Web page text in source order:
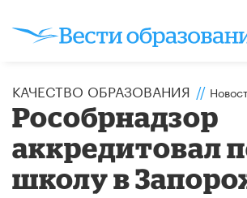
КАЧЕСТВО ОБРАЗОВАНИЯ //
Рособрнадзор
аккредитовал
школу в